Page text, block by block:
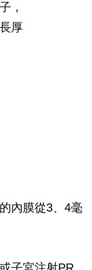
，
厚
內膜從3、4毫